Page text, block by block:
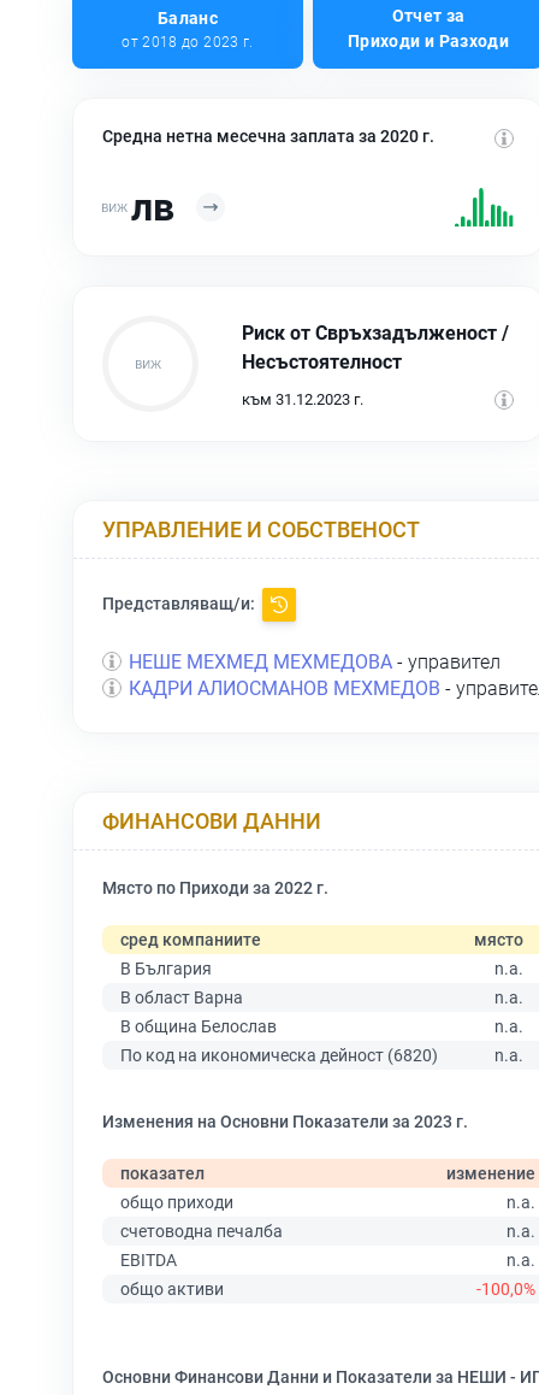
Баланс
от 2018 до 2023 г.
Отчет за
Приходи и Разходи
Средна нетна месечна заплата за 2020 г.
лв
Риск от Свръхзадълженост /
Несъстоятелност
към 31.12.2023 г.
УПРАВЛЕНИЕ И СОБСТВЕНОСТ
Представляващ/и:
НЕШЕ МЕХМЕД МЕХМЕДОВА - управител
КАДРИ АЛИОСМАНОВ МЕХМЕДОВ -
ФИНАНСОВИ ДАННИ
Място по Приходи за 2022 г.
сред компаниите
място
В България
n.a.
В област Варна
n.a.
В община Белослав
n.a.
По код на икономическа дейност (6820)
n.a.
Изменения на Основни Показатели за 2023 г.
показател
изменение
общо приходи
n.a.
счетоводна печалба
n.a.
EBITDA
n.a.
общо активи
-100,0%
Основни Финансови Данни и Показатели за НЕШИ -